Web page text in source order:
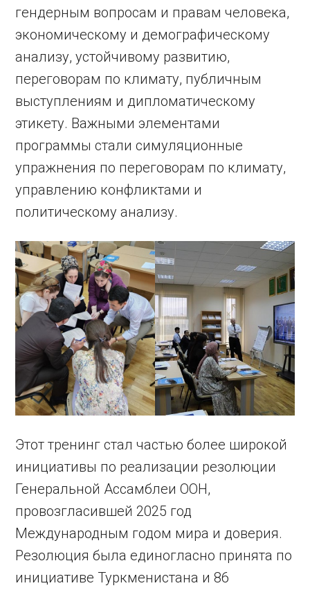
гендерным вопросам и правам человека,
экономическому и демографическому
анализу, устойчивому развитию,
переговорам по климату, публичным
выступлениям и дипломатическому
этикету. Важными элементами
программы стали симуляционные
упражнения по переговорам по климату,
управлению конфликтами и
политическому анализу.
Этот тренинг стал частью более широкой
инициативы по реализации резолюции
Генеральной Ассамблеи ООН,
провозгласившей 2025 год
Международным годом мира и доверия.
Резолюция была единогласно принята по
инициативе Туркменистана и 86